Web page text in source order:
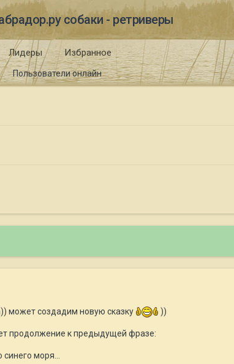
собаки - ретриверы
Пользователи онлайн
Лидеры Избранное
может создадим новую сказку ))
продолжение к предыдущей фразе:
моря...